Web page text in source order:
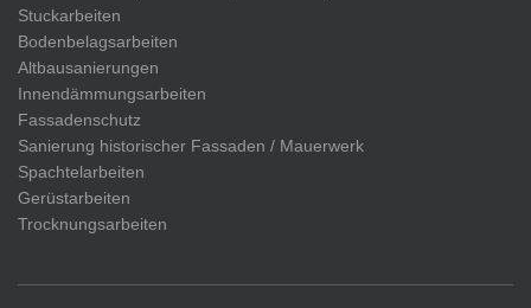
Stuckarbeiten
Bodenbelagsarbeiten
Altbausanierungen
Innendämmungsarbeiten
Fassadenschutz
Sanierung historischer Fassaden / Mauerwerk
Spachtelarbeiten
Gerüstarbeiten
Trocknungsarbeiten